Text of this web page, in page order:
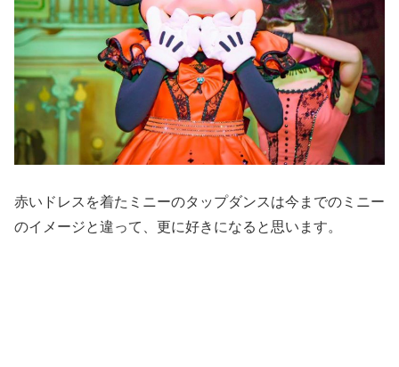
赤いドレスを着たミニーのタップダンスは今までのミニー
のイメージと違って、更に好きになると思います。